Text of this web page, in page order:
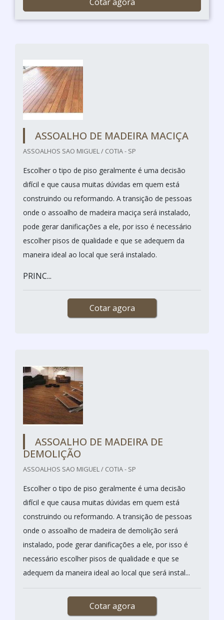
ASSOALHO DE MADEIRA MACIÇA
ASSOALHOS SAO MIGUEL / COTIA - SP
Escolher o tipo de piso geralmente é uma decisão
difícil e que causa muitas dúvidas em quem está
construindo ou reformando. A transição de pessoas
onde o assoalho de madeira maciça será instalado,
pode gerar danificações a ele, por isso é necessário
escolher pisos de qualidade e que se adequem da
maneira ideal ao local que será instalado.
PRINC...
Cotar agora
ASSOALHO DE MADEIRA DE
DEMOLIÇÃO
ASSOALHOS SAO MIGUEL / COTIA - SP
Escolher o tipo de piso geralmente é uma decisão
difícil e que causa muitas dúvidas em quem está
construindo ou reformando. A transição de pessoas
onde o assoalho de madeira de demolição será
instalado, pode gerar danificações a ele, por isso é
necessário escolher pisos de qualidade e que se
adequem da maneira ideal ao local que será instal...
Cotar agora